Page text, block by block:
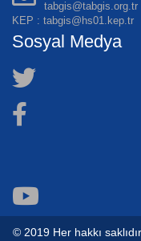
tabgis@tabgis.org.tr
KEP : tabgis@hs01.kep.tr
Sosyal Medya
© 2019 Her hakkı